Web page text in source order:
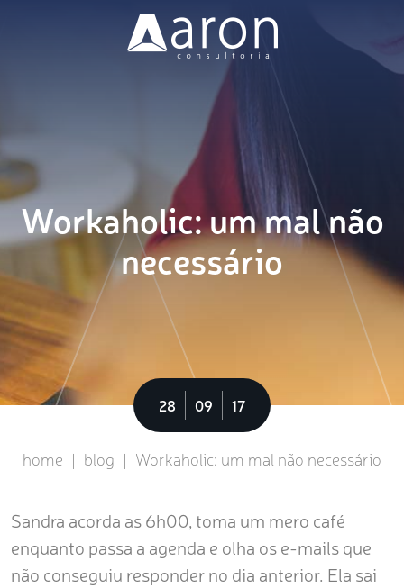
Nossa Missão
Clientes
Blog
Vagas
Contato
Sobre
Workaholic: um mal não
necessário
28 09 17
home | blog | Workaholic: um mal não necessário
Sandra acorda as 6h00, toma um mero café
enquanto passa a agenda e olha os e-mails que
não conseguiu responder no dia anterior. Ela sai